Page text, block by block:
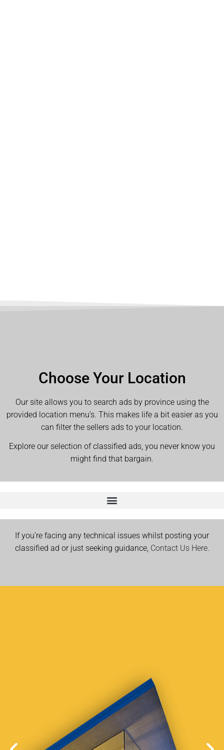
Choose Your Location
Our site allows you to search ads by province using the
provided location menu’s. This makes life a bit easier as you
can filter the sellers ads to your location.
Explore our selection of classified ads, you never know you
might find that bargain.
If you’re facing any technical issues whilst posting your
classified ad or just seeking guidance, Contact Us Here.